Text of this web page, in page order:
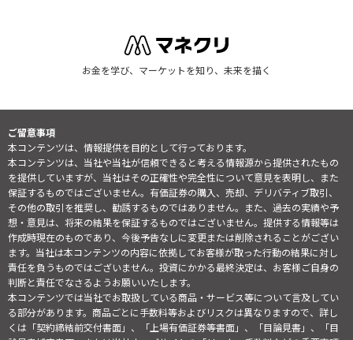
お金を学び、マーケットを知り、未来を描く
ご留意事項
本コンテンツは、情報提供を目的として行っております。
本コンテンツは、当社や当社が信頼できると考える情報源から提供されたもの
を提供していますが、当社はその正確性や完全性について意見を表明し、また
保証するものではございません。有価証券の購入、売却、デリバティブ取引、
その他の取引を推奨し、勧誘するものではありません。また、過去の実績や予
想・意見は、将来の結果を保証するものではございません。提供する情報等は
作成時現在のものであり、今後予告なしに変更または削除されることがござい
ます。当社は本コンテンツの内容に依拠してお客様が取った行動の結果に対し
責任を負うものではございません。投資にかかる最終決定は、お客様ご自身の
判断と責任でなさるようお願いいたします。
本コンテンツでは当社でお取扱している商品・サービス等について言及してい
る部分があります。商品ごとに手数料等およびリスクは異なりますので、詳し
くは「契約締結前交付書面」、「上場有価証券等書面」、「目論見書」、「目